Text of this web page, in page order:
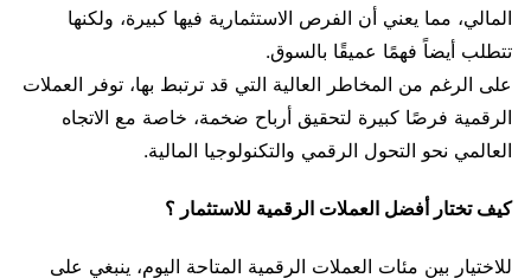
المالي، مما يعني أن الفرص الاستثمارية فيها كبيرة، ولكنها
تتطلب أيضاً فهمًا عميقًا بالسوق.
على الرغم من المخاطر العالية التي قد ترتبط بها، توفر العملات
الرقمية فرصًا كبيرة لتحقيق أرباح ضخمة، خاصة مع الاتجاه
العالمي نحو التحول الرقمي والتكنولوجيا المالية.
كيف تختار أفضل العملات الرقمية للاستثمار ؟
للاختيار بين مئات العملات الرقمية المتاحة اليوم، ينبغي على